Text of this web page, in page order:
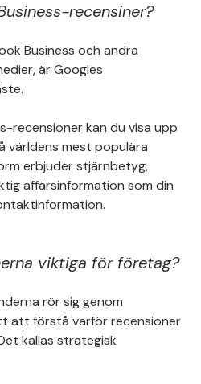
recensiner?
Business och andra
är Googles
recensionerkan du visa upp
världens mest populära
erbjuder stjärnbetyg,
affärsinformation som din
viktiga för företag?
rör sig genom
att förstå varför recensioner
kallas strategisk